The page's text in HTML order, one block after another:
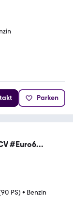
Parken
#Euro6
PS) • Benzin